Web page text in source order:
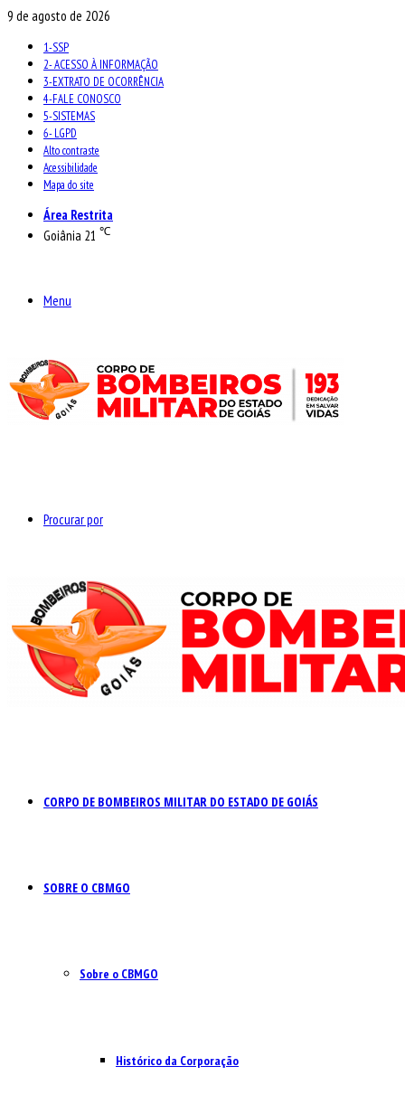
9 de agosto de 2026
1-SSP
2- ACESSO À INFORMAÇÃO
3-EXTRATO DE OCORRÊNCIA
4-FALE CONOSCO
5-SISTEMAS
6- LGPD
Alto contraste
Acessibilidade
Mapa do site
Área Restrita
Goiânia 21 ℃
Menu
Procurar por
CORPO DE BOMBEIROS MILITAR DO ESTADO DE GOIÁS
SOBRE O CBMGO
Sobre o CBMGO
Histórico da Corporação